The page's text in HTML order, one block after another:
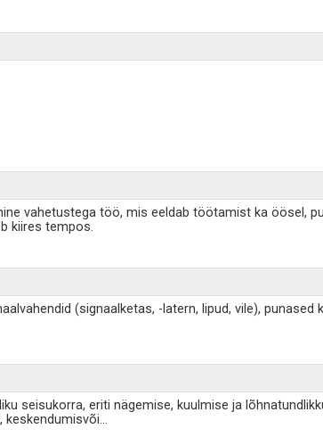
vahetustega töö, mis eeldab töötamist ka öösel,
kiires tempos.
(signaalketas, -latern, lipud, vile), punased
seisukorra, eriti nägemise, kuulmise ja
...